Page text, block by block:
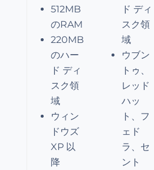
512MB
のRAM
220MB
のハー
ド ディ
スク領
域
ウィン
ドウズ
XP 以
降
ド ディ
スク領
域
ウブン
トゥ、
レッド
ハッ
ト、フ
ェド
ラ、セ
ント